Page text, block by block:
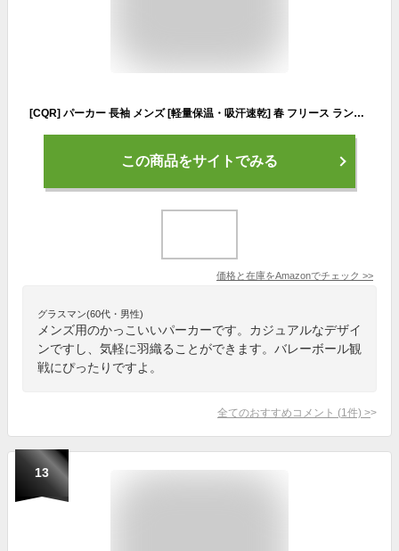
[CQR] パーカー 長袖 メンズ [軽量保温・吸汗速乾] 春 フリース ランニング スポーツ トレーニング 登山 キャンプ 釣り 迷彩 僞裝 サバゲー トレーナー プルオーバー カジュアル スウェット フーディー ポケット・フード付き 裏起毛 HOH352-OLV_L
この商品をサイトでみる
価格と在庫をAmazonでチェック >>
グラスマン(60代・男性)
メンズ用のかっこいいパーカーです。カジュアルなデザイ
ンですし、気軽に羽織ることができます。バレーボール観
戦にぴったりですよ。
全てのおすすめコメント (1 件) >
13